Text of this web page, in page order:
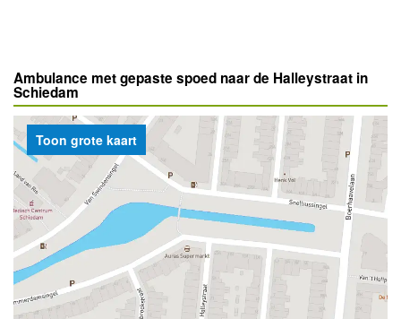
Ambulance met gepaste spoed naar de Halleystraat in
Schiedam
Toon grote kaart